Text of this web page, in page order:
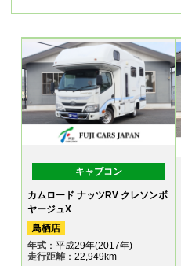
キャブコン
カムロード ナッツRV クレソンボ
ヤージュX
鳥栖店
年式 ：平成29年(2017年)
走行距離：22,949km